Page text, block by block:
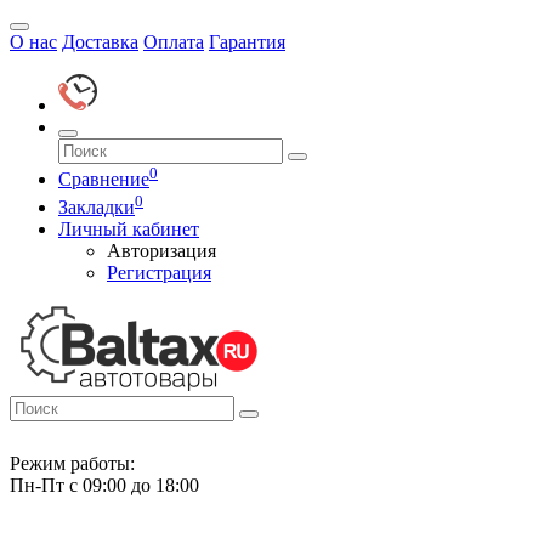
О нас Доставка Оплата Гарантия
Сравнение0
Закладки0
Личный кабинет
Авторизация
Регистрация
Режим работы:
Пн-Пт с 09:00 до 18:00